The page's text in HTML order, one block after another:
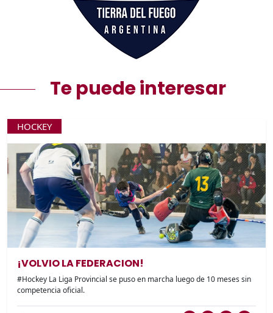
Te puede interesar
HOCKEY
¡VOLVIO LA FEDERACION!
#Hockey La Liga Provincial se puso en marcha luego de 10 meses sin
competencia oficial.